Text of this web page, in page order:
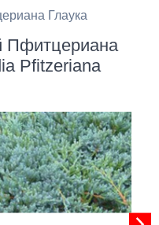
Глаука
Пфитцериана
Pfitzeriana